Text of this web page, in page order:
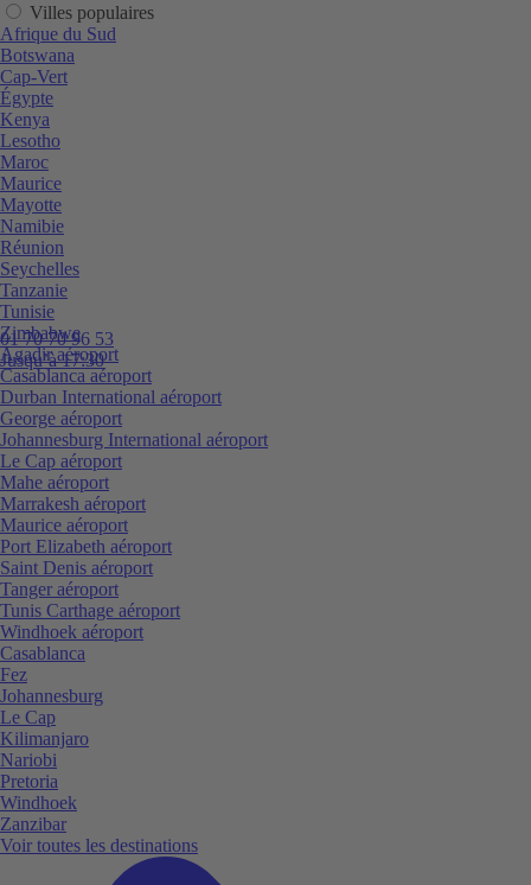
01 70 70 96 53
Jusqu’à 17:30
Villes populaires
Afrique du Sud
Botswana
Cap-Vert
Égypte
Kenya
Lesotho
Maroc
Maurice
Mayotte
Namibie
Réunion
Seychelles
Tanzanie
Tunisie
Zimbabwe
Agadir aéroport
Casablanca aéroport
Durban International aéroport
George aéroport
Johannesburg International aéroport
Le Cap aéroport
Mahe aéroport
Marrakesh aéroport
Maurice aéroport
Port Elizabeth aéroport
Saint Denis aéroport
Tanger aéroport
Tunis Carthage aéroport
Windhoek aéroport
Casablanca
Fez
Johannesburg
Le Cap
Kilimanjaro
Nariobi
Pretoria
Windhoek
Zanzibar
Voir toutes les destinations